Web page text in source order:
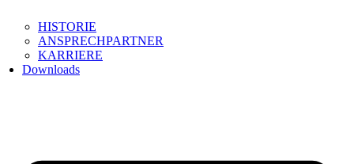
HISTORIE
ANSPRECHPARTNER
KARRIERE
Downloads